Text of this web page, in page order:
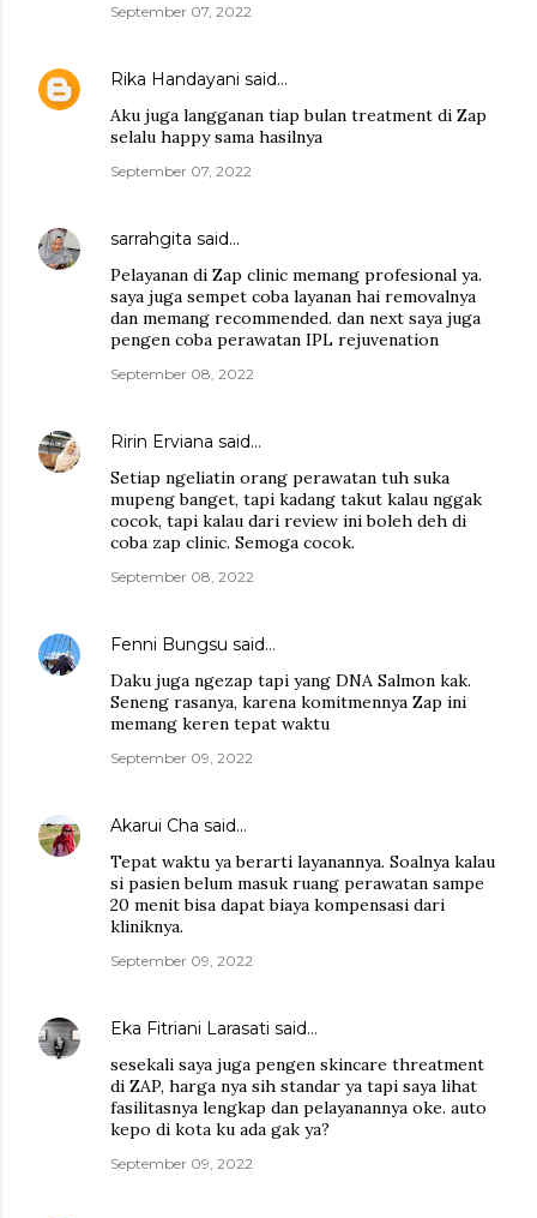
September 07, 2022
Rika Handayani said…
Aku juga langganan tiap bulan treatment di Zap
selalu happy sama hasilnya
September 07, 2022
sarrahgita said…
Pelayanan di Zap clinic memang profesional ya.
saya juga sempet coba layanan hai removalnya
dan memang recommended. dan next saya juga
pengen coba perawatan IPL rejuvenation
September 08, 2022
Ririn Erviana said…
Setiap ngeliatin orang perawatan tuh suka
mupeng banget, tapi kadang takut kalau nggak
cocok, tapi kalau dari review ini boleh deh di
coba zap clinic. Semoga cocok.
September 08, 2022
Fenni Bungsu said…
Daku juga ngezap tapi yang DNA Salmon kak.
Seneng rasanya, karena komitmennya Zap ini
memang keren tepat waktu
September 09, 2022
Akarui Cha said…
Tepat waktu ya berarti layanannya. Soalnya kalau
si pasien belum masuk ruang perawatan sampe
20 menit bisa dapat biaya kompensasi dari
kliniknya.
September 09, 2022
Eka Fitriani Larasati said…
sesekali saya juga pengen skincare threatment
di ZAP, harga nya sih standar ya tapi saya lihat
fasilitasnya lengkap dan pelayanannya oke. auto
kepo di kota ku ada gak ya?
September 09, 2022